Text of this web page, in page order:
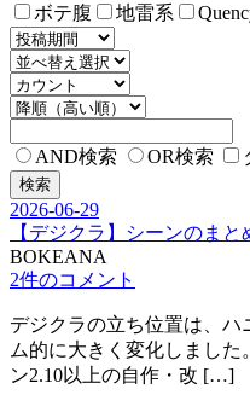
ボテ腹
地雷系
AND検索 OR検索
検索
2026-06-29
【デジクラ】シーンのまと
BOKEANA
2件のコメント
デジクラの立ち位置は、ハ
ム的に大きく変化しまし
ン2.10以上の自作・改 […]